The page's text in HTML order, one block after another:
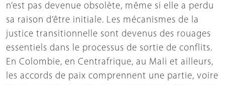
n’est pas devenue obsolète, même si elle a perdu
sa raison d’être initiale. Les mécanismes de la
justice transitionnelle sont devenus des rouages
essentiels dans le processus de sortie de conflits.
En Colombie, en Centrafrique, au Mali et ailleurs,
les accords de paix comprennent une partie, voire